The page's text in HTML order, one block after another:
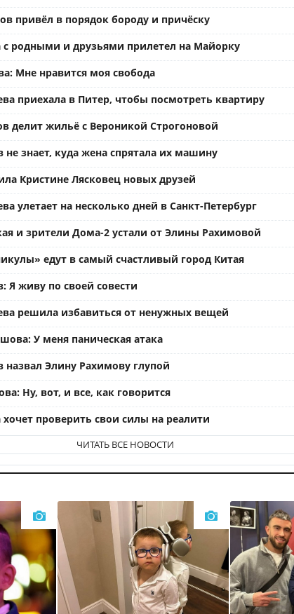
привёл в порядок бороду и причёску
с родными и друзьями прилетел на Майорку
Мне нравится моя свобода
приехала в Питер, чтобы посмотреть квартиру
делит жильё с Вероникой Строгоновой
не знает, куда жена спрятала их машину
Кристине Лясковец новых друзей
улетает на несколько дней в Санкт-Петербург
и зрители Дома-2 устали от Элины Рахимовой
едут в самый счастливый город Китая
Я живу по своей совести
решила избавиться от ненужных вещей
У меня паническая атака
назвал Элину Рахимову глупой
Ну, вот, и все, как говорится
хочет проверить свои силы на реалити
ЧИТАТЬ ВСЕ НОВОСТИ